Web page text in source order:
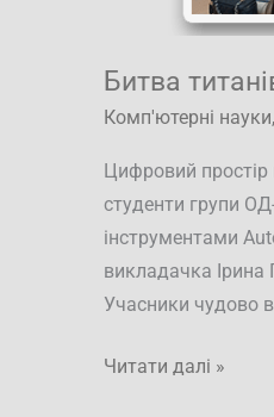
Битва
Комп'ютерні науки,
Цифровий простір
студенти групи
інструментами
викладачка Ірина
Учасники чудово
Читати далі »